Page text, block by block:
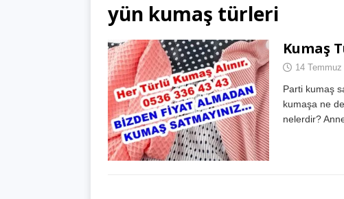
yün kumaş türleri
Kumaş
14 Temmuz
Parti kumaş
kumaşa ne
nelerdir?